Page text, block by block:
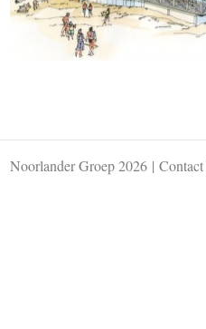
Noorlander Groep 2026 |Contact